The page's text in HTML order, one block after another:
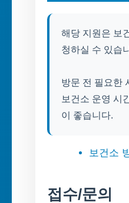
해당 지원은 보
청하실 수 있습
방문 전 필요한
보건소 운영 시
이 좋습니다.
보건소
접수/문의